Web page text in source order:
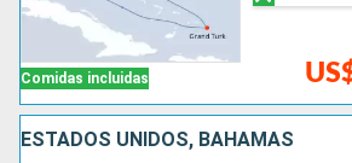
Comidas incluidas
ESTADOS UNIDOS, BAHAMAS